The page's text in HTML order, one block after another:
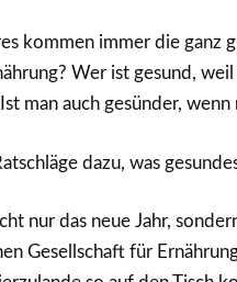
kommen immer die ganz
Wer ist gesund,
man auch gesünder, wenn
dazu, was
nur das neue Jahr,
Gesellschaft für